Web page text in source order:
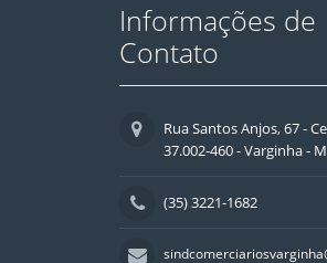
Informações de
Contato
Rua Santos Anjos, 67 -
37.002-460 - Varginha -
(35) 3221-1682